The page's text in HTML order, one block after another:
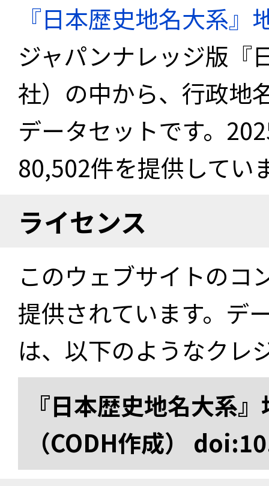
『日本歴史地名大系
ジャパンナレッジ版『
社）の中から、行政地
データセットです。
80,502件を提供してい
ライセンス
このウェブサイトのコ
提供されています。デ
は、以下のようなクレ
『日本歴史地名大系
（CODH作成）